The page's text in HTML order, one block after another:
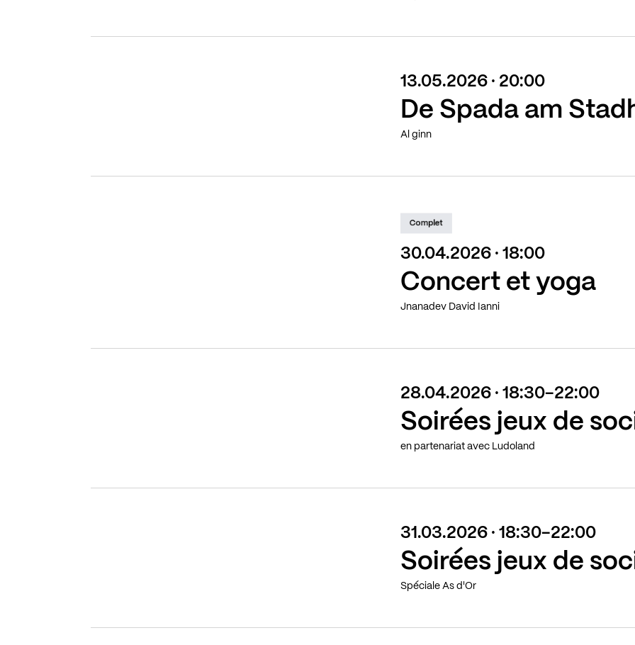
13.05.2026 · 20:00
De Spada am
Al ginn
Complet
30.04.2026 · 18:00
Concert et yoga
Jnanadev David Ianni
28.04.2026 · 18:30-22:00
Soirées jeux de
en partenariat avec Ludoland
31.03.2026 · 18:30-22:00
Soirées jeux de
Spéciale As d'Or